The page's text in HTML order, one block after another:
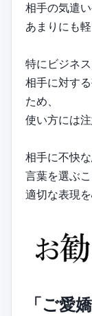
相手の気遣
あまりにも
特にビジネス
相手に対す
ため、
使い方には注
相手に不快
言葉を選ぶ
適切な表現
「ご愛